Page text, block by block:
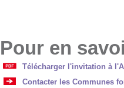
Pour en
Télécharger l'invitation à
Contacter les Communes